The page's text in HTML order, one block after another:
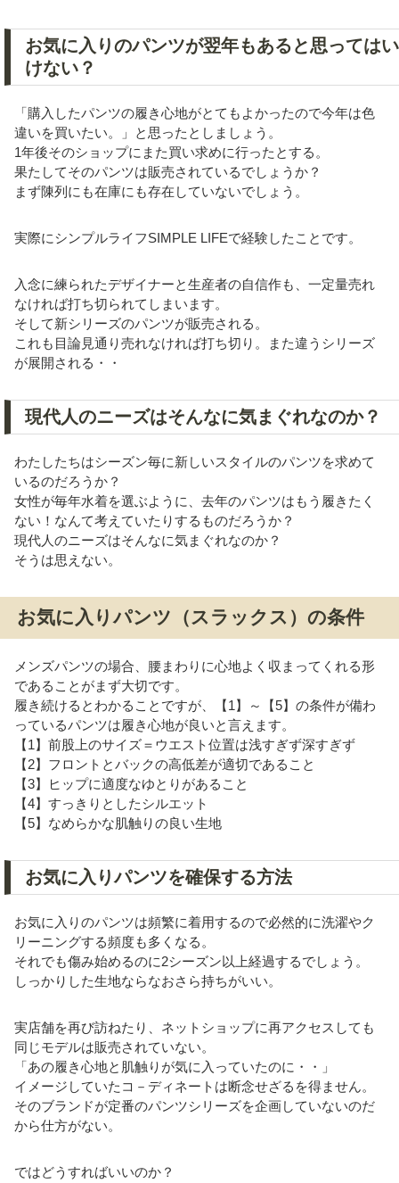
お気に入りのパンツが翌年もあると思ってはい
けない？
「購入したパンツの履き心地がとてもよかったので今年は色
違いを買いたい。」と思ったとしましょう。
1年後そのショップにまた買い求めに行ったとする。
果たしてそのパンツは販売されているでしょうか？
まず陳列にも在庫にも存在していないでしょう。
実際にシンプルライフSIMPLE LIFEで経験したことです。
入念に練られたデザイナーと生産者の自信作も、一定量売れ
なければ打ち切られてしまいます。
そして新シリーズのパンツが販売される。
これも目論見通り売れなければ打ち切り。また違うシリーズ
が展開される・・
現代人のニーズはそんなに気まぐれなのか？
わたしたちはシーズン毎に新しいスタイルのパンツを求めて
いるのだろうか？
女性が毎年水着を選ぶように、去年のパンツはもう履きたく
ない！なんて考えていたりするものだろうか？
現代人のニーズはそんなに気まぐれなのか？
そうは思えない。
お気に入りパンツ（スラックス）の条件
メンズパンツの場合、腰まわりに心地よく収まってくれる形
であることがまず大切です。
履き続けるとわかることですが、【1】～【5】の条件が備わ
っているパンツは履き心地が良いと言えます。
【1】前股上のサイズ＝ウエスト位置は浅すぎず深すぎず
【2】フロントとバックの高低差が適切であること
【3】ヒップに適度なゆとりがあること
【4】すっきりとしたシルエット
【5】なめらかな肌触りの良い生地
お気に入りパンツを確保する方法
お気に入りのパンツは頻繁に着用するので必然的に洗濯やク
リーニングする頻度も多くなる。
それでも傷み始めるのに2シーズン以上経過するでしょう。
しっかりした生地ならなおさら持ちがいい。
実店舗を再び訪ねたり、ネットショップに再アクセスしても
同じモデルは販売されていない。
「あの履き心地と肌触りが気に入っていたのに・・」
イメージしていたコ－ディネートは断念せざるを得ません。
そのブランドが定番のパンツシリーズを企画していないのだ
から仕方がない。
ではどうすればいいのか？